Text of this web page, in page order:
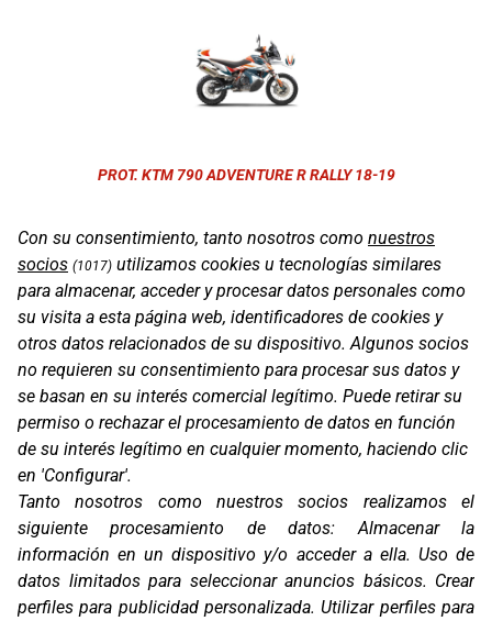
PROT. KTM 790 ADVENTURE R RALLY 18-19
PROT. KTM 890 ADVENTURE R RALLY 20-21
Con su consentimiento, tanto nosotros como nuestros
socios (1017) utilizamos cookies u tecnologías similares
para almacenar, acceder y procesar datos personales como
su visita a esta página web, identificadores de cookies y
otros datos relacionados de su dispositivo. Algunos socios
no requieren su consentimiento para procesar sus datos y
se basan en su interés comercial legítimo. Puede retirar su
permiso o rechazar el procesamiento de datos en función
de su interés legítimo en cualquier momento, haciendo clic
en 'Configurar'.
Tanto nosotros como nuestros socios realizamos el
siguiente procesamiento de datos:Almacenar la
información en un dispositivo y/o acceder a ella. Uso de
datos limitados para seleccionar anuncios básicos. Crear
perfiles para publicidad personalizada.Utilizar perfiles para